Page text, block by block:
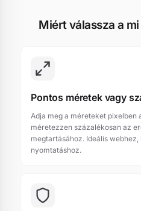
Miért válassza a
Pontos méretek vagy
Adja meg a méreteket pixelben
méretezzen százalékosan az
megtartásához. Ideális
nyomtatáshoz.